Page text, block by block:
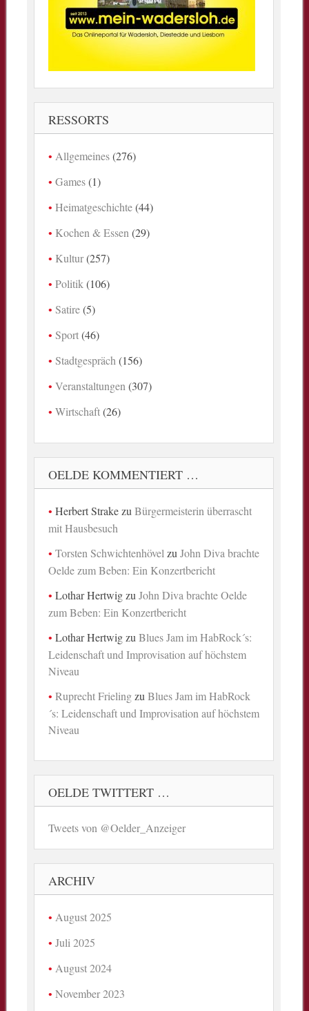
RESSORTS
Allgemeines(276)
Games(1)
Heimatgeschichte(44)
Kochen & Essen (29)
Kultur(257)
Politik (106)
Satire(5)
Sport(46)
Stadtgespräch (156)
Veranstaltungen (307)
Wirtschaft(26)
OELDE KOMMENTIERT …
Herbert StrakezuBürgermeisterin überrascht
mit Hausbesuch
Torsten Schwichtenhövel zuJohn Diva brachte
Oelde zum Beben: Ein Konzertbericht
Lothar HertwigzuJohn Diva brachte Oelde
zum Beben: Ein Konzertbericht
Lothar HertwigzuBlues Jam im HabRock´s:
Leidenschaft und Improvisation auf höchstem
Niveau
Ruprecht FrielingzuBlues Jam im HabRock
´s: Leidenschaft und Improvisation auf höchstem
Niveau
OELDE TWITTERT …
Tweets von @Oelder_Anzeiger
ARCHIV
August 2025
Juli 2025
August 2024
November 2023